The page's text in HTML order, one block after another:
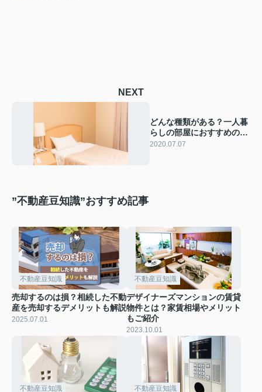
NEXT
どんな種類がある？一人暮
らしの部屋におすすめのベ
ッド
2020.07.07
”不動産豆知識”おすすめ記事
不動産豆知識
売却するのは損？相続した不動
産を売却するデメリットも解説
2025.07.01
不動産豆知識
デザイナーズマンションの賃貸
物件とは？家賃相場やメリット
もご紹介
2023.10.01
不動産豆知識 不動産豆知識